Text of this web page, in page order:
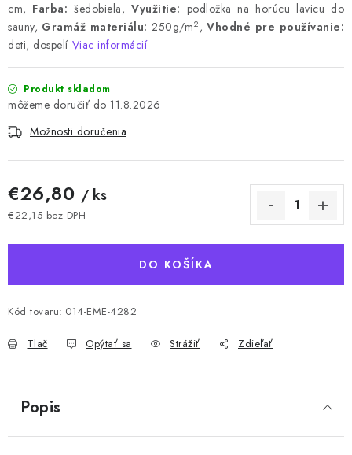
cm, Farba: šedobiela, Využitie: podložka na horúcu lavicu do
sauny, Gramáž materiálu: 250g/m2 ,Vhodné pre používanie:
deti, dospelí Viac informácií
Produkt skladom
11.8.2026
Možnosti doručenia
€26,80 / ks
€22,15 bez DPH
DO KOŠÍKA
Kód tovaru: 014-EME-4282
Tlač Opýtať sa Strážiť Zdieľať
Popis